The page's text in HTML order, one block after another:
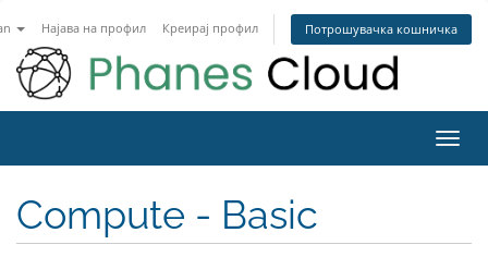
Најава на профил Креирај профил Потрошувачка кошничка
Compute - Basic